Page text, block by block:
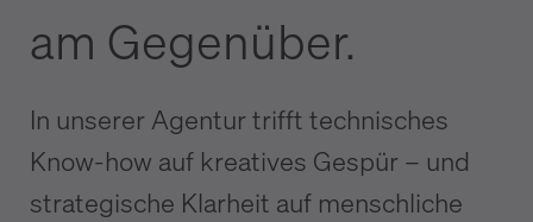
am Gegenüber.
In unserer Agentur trifft technisches
Know-how auf kreatives Gespür – und
strategische Klarheit auf menschliche